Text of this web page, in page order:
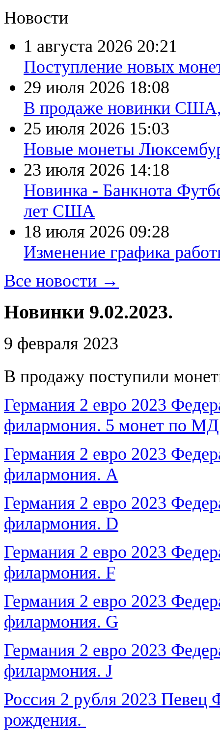
Новости
1 августа 2026 20:21
Поступление новых
29 июля 2026 18:08
В продаже новинки
25 июля 2026 15:03
Новые монеты
23 июля 2026 14:18
Новинка - Банкнота
лет США
18 июля 2026 09:28
Изменение графика
Все новости →
Новинки 9.02.2023.
9 февраля 2023
В продажу поступили
Германия 2 евро 2023
филармония. 5 монет по MД
Германия 2 евро 2023
филармония. А
Германия 2 евро 2023
филармония. D
Германия 2 евро 2023
филармония. F
Германия 2 евро 2023
филармония. G
Германия 2 евро 2023
филармония. J
Россия 2 рубля 2023
рождения.